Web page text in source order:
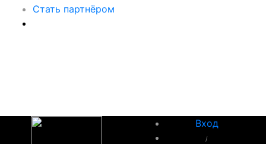
Стать партнёром
Вход
/